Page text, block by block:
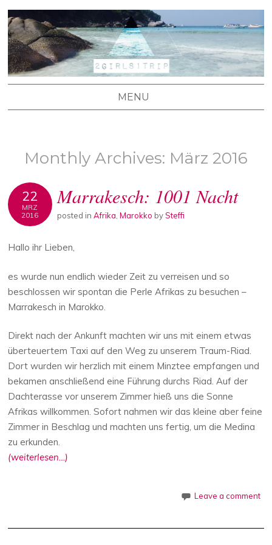
2 GIRLS 1 TRIP
Stefanie's und Lisa's Reiseblog
MENU
Monthly Archives: März 2016
22
MRZ
2016
Marrakesch: 1001 Nacht
posted in Afrika Marokko bySteffi
Hallo ihr Lieben,
es wurde nun endlich wieder Zeit zu verreisen und so
beschlossen wir spontan die Perle Afrikas zu besuchen –
Marrakesch in Marokko.
Direkt nach der Ankunft machten wir uns mit einem etwas
überteuertem Taxi auf den Weg zu unserem Traum-Riad.
Dort wurden wir herzlich mit einem Minztee empfangen und
bekamen anschließend eine Führung durchs Riad. Auf der
Dachterasse vor unserem Zimmer hieß uns die Sonne
Afrikas willkommen. Sofort nahmen wir das kleine aber feine
Zimmer in Beschlag und machten uns fertig, um die Medina
zu erkunden.
(weiterlesen…)
Leave a comment